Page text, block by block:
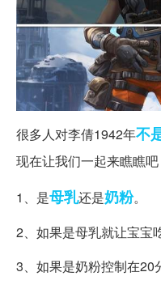
很多人对李倩1942年不
现在让我们一起来瞧瞧吧
1、是母乳还是奶粉。
2、如果是母乳就让宝宝
3、如果是奶粉控制在20